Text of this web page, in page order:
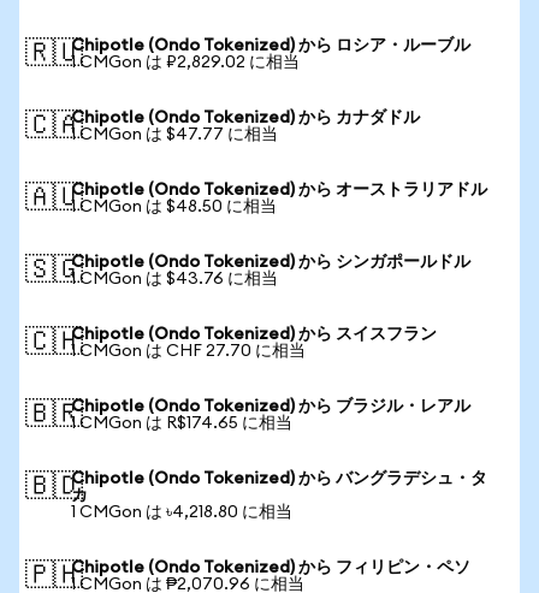
🇷🇺Chipotle (Ondo Tokenized) から ロシア・ルーブル
1 CMGon は ₽2,829.02 に相当
🇨🇦Chipotle (Ondo Tokenized) から カナダドル
1 CMGon は $47.77 に相当
🇦🇺Chipotle (Ondo Tokenized) から オーストラリアドル
1 CMGon は $48.50 に相当
🇸🇬Chipotle (Ondo Tokenized) から シンガポールドル
1 CMGon は $43.76 に相当
🇨🇭Chipotle (Ondo Tokenized) から スイスフラン
1 CMGon は CHF 27.70 に相当
🇧🇷Chipotle (Ondo Tokenized) から ブラジル・レアル
1 CMGon は R$174.65 に相当
🇧🇩Chipotle (Ondo Tokenized) から バングラデシュ・タ
カ
1 CMGon は ৳4,218.80 に相当
🇵🇭Chipotle (Ondo Tokenized) から フィリピン・ペソ
1 CMGon は ₱2,070.96 に相当